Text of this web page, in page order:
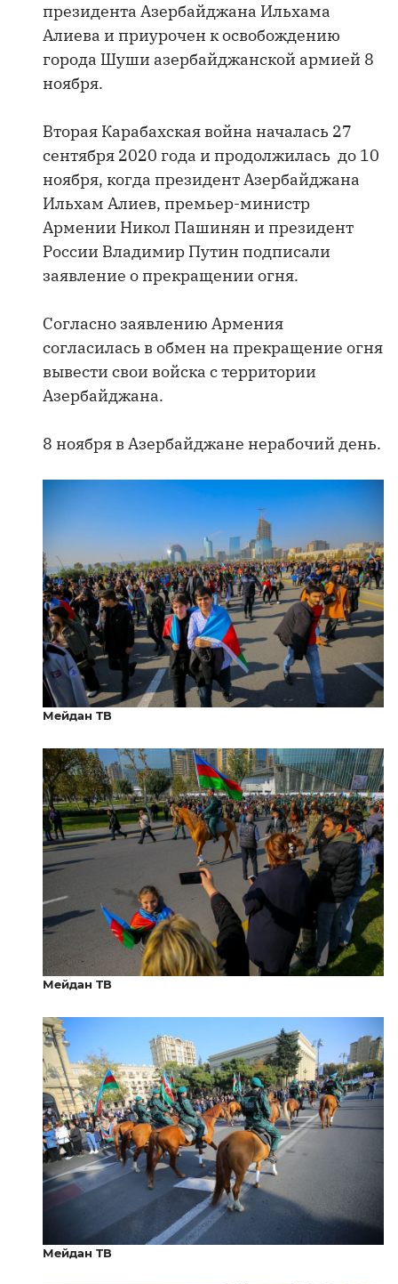
президента Азербайджана Ильхама
Алиева и приурочен к освобождению
города Шуши азербайджанской армией 8
ноября.
Вторая Карабахская война началась 27
сентября 2020 года и продолжилась до 10
ноября, когда президент Азербайджана
Ильхам Алиев, премьер-министр
Армении Никол Пашинян и президент
России Владимир Путин подписали
заявление о прекращении огня.
Согласно заявлению Армения
согласилась в обмен на прекращение огня
вывести свои войска с территории
Азербайджана.
8 ноября в Азербайджане нерабочий день.
Мейдан ТВ
Мейдан ТВ
Мейдан ТВ